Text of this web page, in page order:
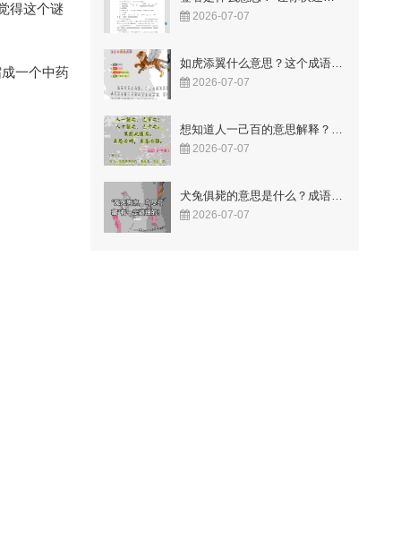
得这个谜
一个中药
2026-07-07
2026-07-07
想知道人一己百的意思解释？这几点让你一看就懂！
2026-07-07
犬兔俱毙的意思是什么？成语故事告诉你答案！
2026-07-07